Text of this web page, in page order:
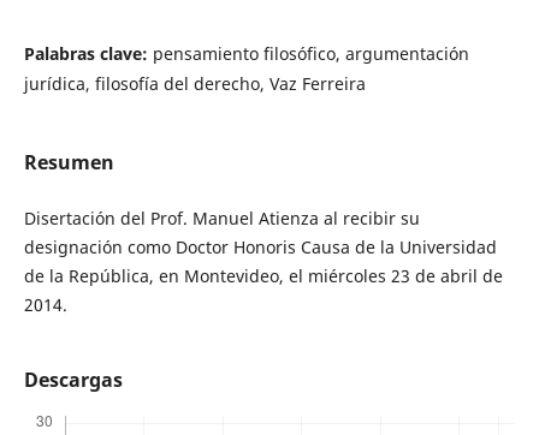
Palabras clave: pensamiento filosófico, argumentación
jurídica, filosofía del derecho, Vaz Ferreira
Resumen
Disertación del Prof. Manuel Atienza al recibir su
designación como Doctor Honoris Causa de la Universidad
de la República, en Montevideo, el miércoles 23 de abril de
2014.
Descargas